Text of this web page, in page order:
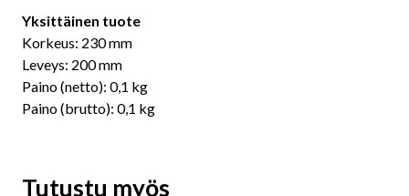
Yksittäinen tuote
Korkeus: 230mm
Leveys: 200mm
Paino (netto): 0,1 kg
Paino (brutto): 0,1 kg
Tutustu myös